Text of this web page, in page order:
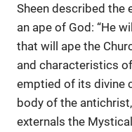
Sheen described the
an ape of God: “He
that will ape the
and characteristics
emptied of its divine
body of the
externals the